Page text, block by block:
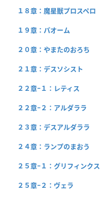
１８章：魔星獣プロスペロ
１９章：パオーム
２０章：やまたのおろち
２１章：デスソシスト
２２章−１：レティス
２２章−２：アルダララ
２３章：デスアルダララ
２４章：ランプのまおう
２５章−１：グリフィンクス
２５章−２：ヴェラ